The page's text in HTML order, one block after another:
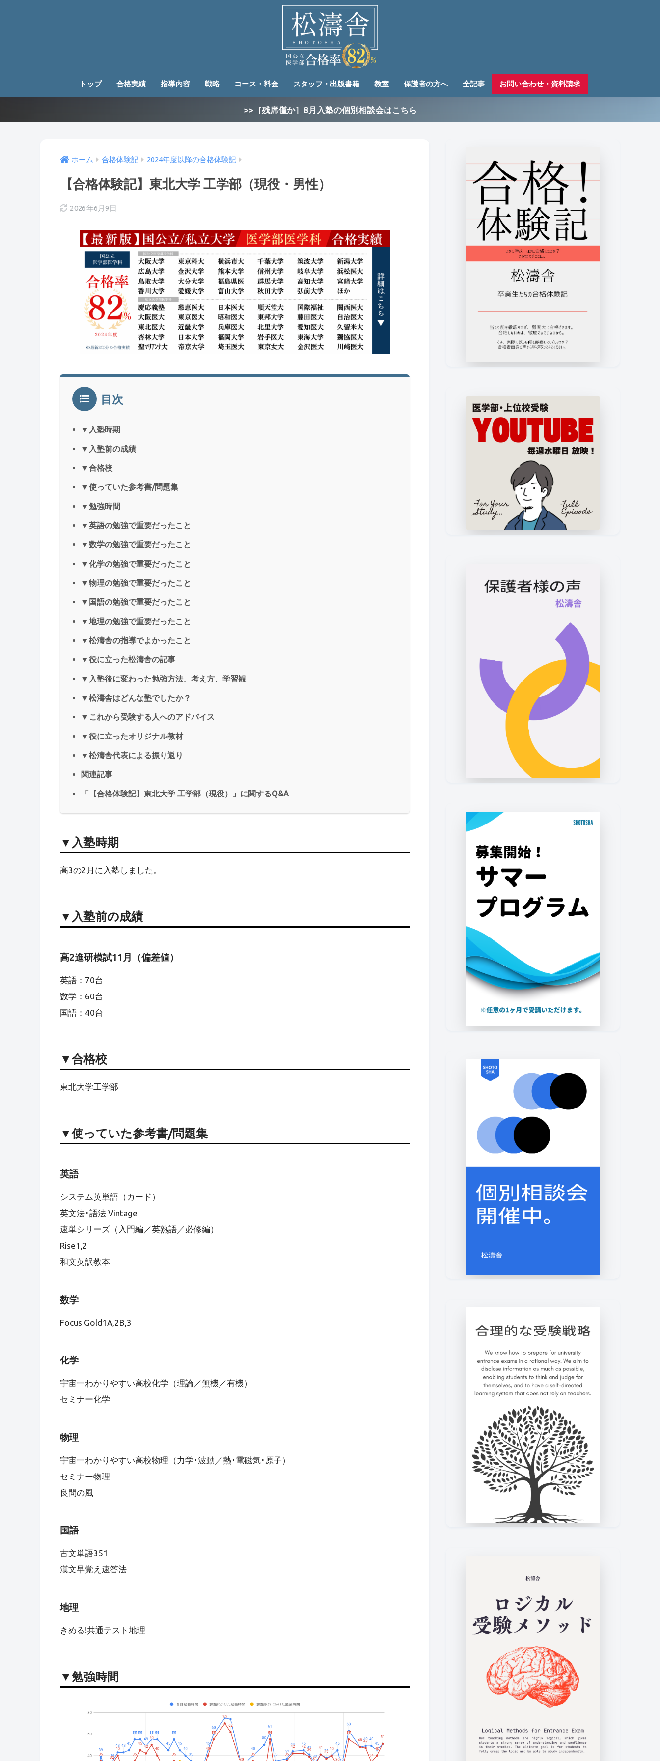
トップ 合格実績 指導内容 戦略 コース・料金 スタッフ・出版書籍 教室 保護者の方へ 全記事 お問い合わせ・資料請求
>>［残席僅か］8月入塾の個別相談会はこちら
ホーム 合格体験記 2024年度以降の合格体験記
【合格体験記】東北大学 工学部（現役・男性）
2026年6月9日
目次
▼入塾時期
▼入塾前の成績
▼合格校
▼使っていた参考書/問題集
▼勉強時間
▼英語の勉強で重要だったこと
▼数学の勉強で重要だったこと
▼化学の勉強で重要だったこと
▼物理の勉強で重要だったこと
▼国語の勉強で重要だったこと
▼地理の勉強で重要だったこと
▼松濤舎の指導でよかったこと
▼役に立った松濤舎の記事
▼入塾後に変わった勉強方法、考え方、学習観
▼松濤舎はどんな塾でしたか？
▼これから受験する人へのアドバイス
▼役に立ったオリジナル教材
▼松濤舎代表による振り返り
関連記事
「【合格体験記】東北大学 工学部（現役）」に関するQ&A
▼入塾時期
高3の2月に入塾しました。
▼ 入塾前の成績
高2進研模試11月（偏差値）
英語：70台
数学：60台
国語：40台
▼合格校
東北大学工学部
▼使っていた参考書/問題集
英語
システム英単語（カード）
英文法･語法 Vintage
速単シリーズ（入門編／英熟語／必修編）
Rise1,2
和文英訳教本
数学
Focus Gold1A,2B,3
化学
宇宙一わかりやすい高校化学（理論／無機／有機）
セミナー化学
物理
宇宙一わかりやすい高校物理（力学･波動／熱･電磁気･原子）
セミナー物理
良問の風
国語
古文単語351
漢文早覚え速答法
地理
きめる!共通テスト地理
▼勉強時間